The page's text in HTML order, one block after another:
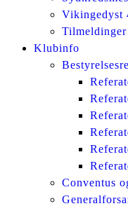
Vikingedyst
Klubinfo
Conventus